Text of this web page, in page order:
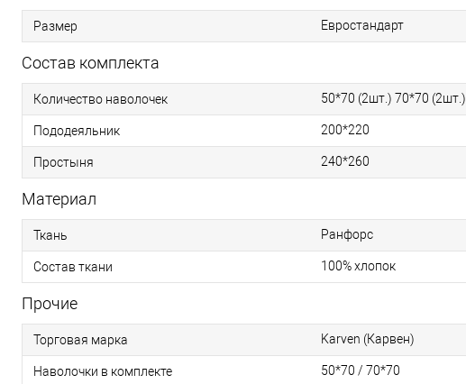
Размер Евростандарт
Состав комплекта
Количество наволочек 50*70 (2шт.) 70*70 (2шт.)
Пододеяльник 200*220
Простыня 240*260
Материал
Ткань Ранфорс
Состав ткани 100% хлопок
Прочие
Торговая марка Karven (Карвен)
Наволочки в комплекте 50*70 / 70*70